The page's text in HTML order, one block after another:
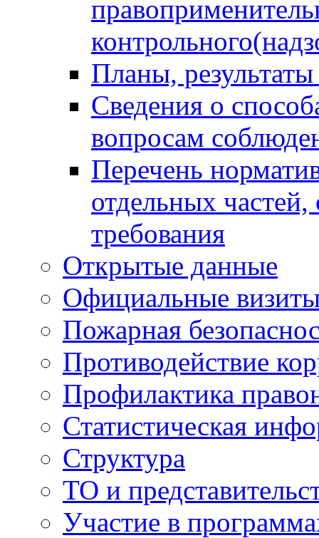
Планы,
Сведения о
вопросам
Перечень
отдельных
требования
Открытые данные
Официальные
Пожарная
Противодействие
Профилактика
Статистическая
Структура
ТО и
Участие в